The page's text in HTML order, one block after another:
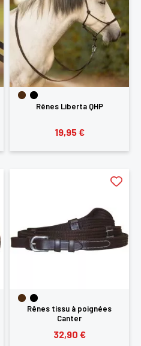
Rênes Liberta QHP
19,95 €
Rênes tissu à poignées
Canter
32,90 €